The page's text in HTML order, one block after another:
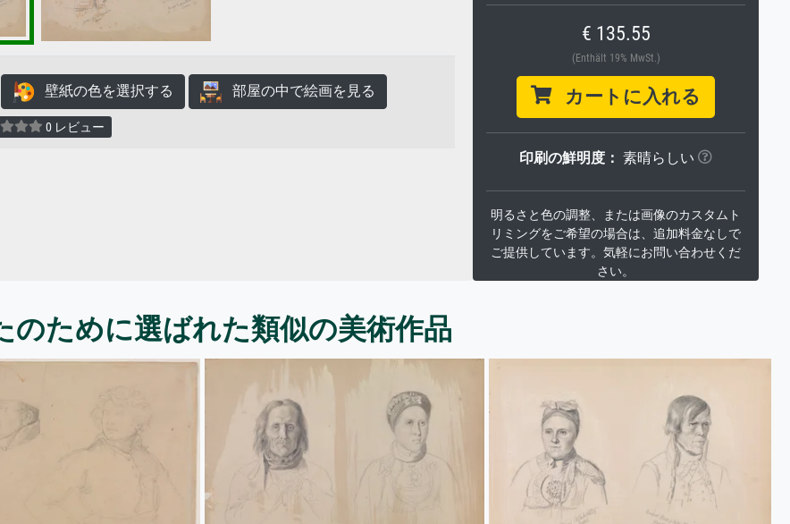
壁紙の色を選択する 部屋の中で絵画を見る
0 レビュー
€ 135.55
(Enthält 19% MwSt.)
カートに入れる
印刷の鮮明度： 素晴らしい
明るさと色の調整、または画像のカスタムト
リミングをご希望の場合は、追加料金なしで
ご提供しています。気軽にお問い合わせくだ
さい。
のために選ばれた類似の美術作品